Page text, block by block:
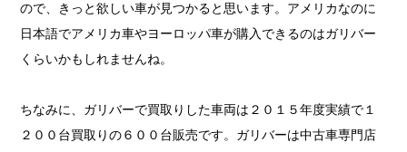
ので、きっと欲しい車が見つかると思います。アメリカなのに
日本語でアメリカ車やヨーロッパ車が購入できるのはガリバー
くらいかもしれませんね。
ちなみに、ガリバーで買取りした車両は２０１５年度実績で１
２００台買取りの６００台販売です。ガリバーは中古車専門店